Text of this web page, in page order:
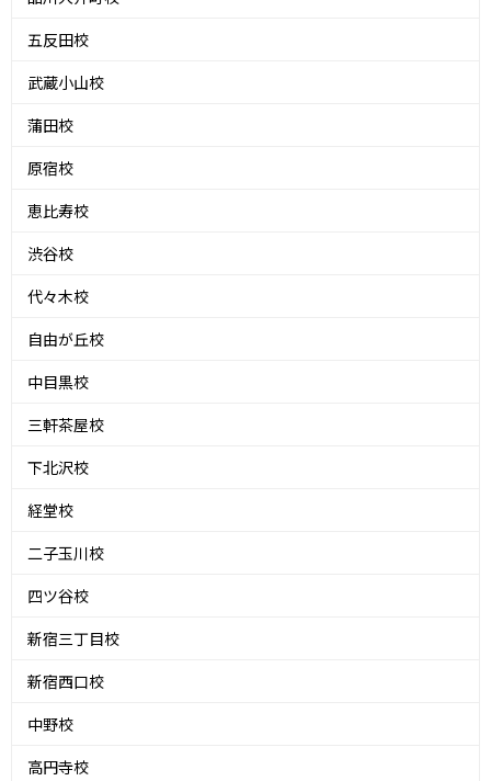
五反田校
武蔵小山校
蒲田校
原宿校
恵比寿校
渋谷校
代々木校
自由が丘校
中目黒校
三軒茶屋校
下北沢校
経堂校
二子玉川校
四ツ谷校
新宿三丁目校
新宿西口校
中野校
高円寺校